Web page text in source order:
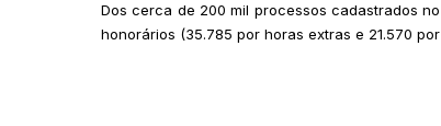
Dos cerca de 200 mil processos cadastrados
honorários (35.785 por horas extras e 21.570